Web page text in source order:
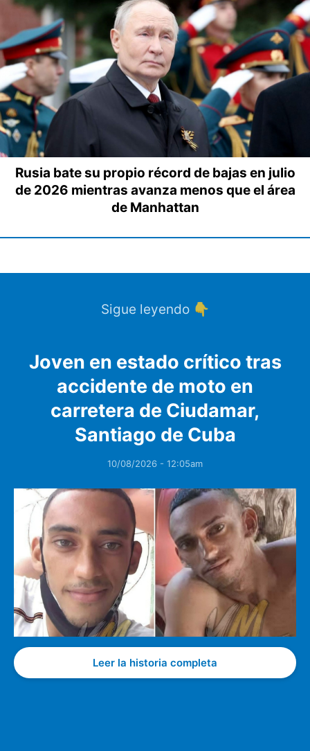
Rusia bate su propio récord de bajas en julio
de 2026 mientras avanza menos que el área
de Manhattan
Sigue leyendo 👇